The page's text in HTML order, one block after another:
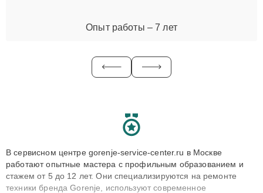
Опыт работы – 7 лет
В сервисном центре gorenje-service-center.ru в Москве
работают опытные мастера с профильным образованием и
стажем от 5 до 12 лет. Они специализируются на ремонте
техники бренда Gorenje, используют современное